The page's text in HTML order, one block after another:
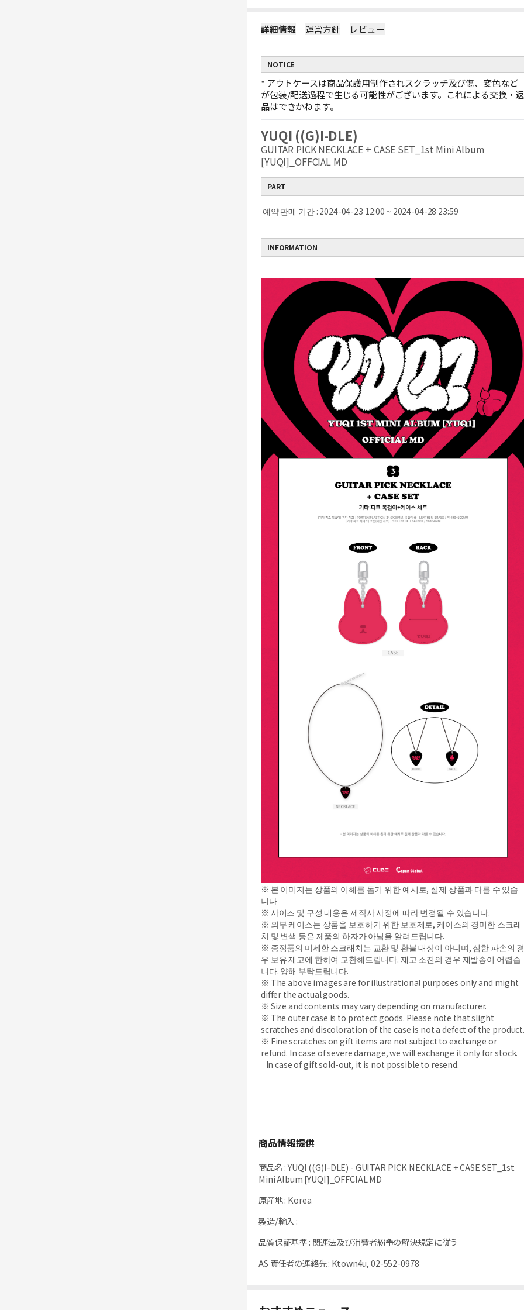
詳細情報 運営方針 レビュー
NOTICE
* アウトケースは商品保護用制作されスクラッチ及び傷、変色など
が包装/配送過程で生じる可能性がございます。これによる交換・返
品はできかねます。
YUQI ((G)I-DLE)
GUITAR PICK NECKLACE + CASE SET_1st Mini Album
[YUQI]_OFFCIAL MD
PART
예약 판매 기간 : 2024-04-23 12:00 ~ 2024-04-28 23:59
INFORMATION
※ 본 이미지는 상품의 이해를 돕기 위한 예시로, 실제 상품과 다를 수 있습
니다
※ 사이즈 및 구성 내용은 제작사 사정에 따라 변경될 수 있습니다.
※ 외부 케이스는 상품을 보호하기 위한 보호제로, 케이스의 경미한 스크래
치 및 변색 등은 제품의 하자가 아님을 알려드립니다.
※ 증정품의 미세한 스크래치는 교환 및 환불 대상이 아니며, 심한 파손의
우 보유 재고에 한하여 교환해드립니다. 재고 소진의 경우 재발송이 어렵습
니다. 양해 부탁드립니다.
※ The above images are for illustrational purposes only and might
differ the actual goods.
※ Size and contents may vary depending on manufacturer.
※ The outer case is to protect goods. Please note that slight
scratches and discoloration of the case is not a defect of the
※ Fine scratches on gift items are not subject to exchange or
refund. In case of severe damage, we will exchange it only for stock.
In case of gift sold-out, it is not possible to resend.
商品情報提供
商品名:YUQI ((G)I-DLE) - GUITAR PICK NECKLACE + CASE SET_1st
Mini Album [YUQI]_OFFCIAL MD
原産地: Korea
製造/輸入:
品質保証基準: 関連法及び消費者紛争の解決規定に従う
AS 責任者の連絡先: Ktown4u, 02-552-0978